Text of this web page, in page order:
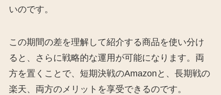
いのです。
この期間の差を理解して紹介する商品を使い分け
ると、さらに戦略的な運用が可能になります。両
方を置くことで、短期決戦のAmazonと、長期戦の
楽天、両方のメリットを享受できるのです。